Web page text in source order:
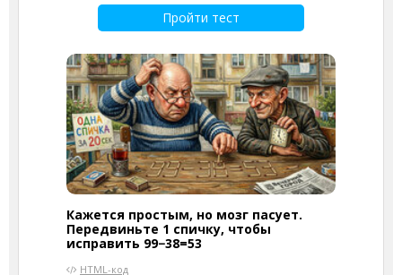
Пройти тест
Кажется простым, но мозг пасует.
Передвиньте 1 спичку, чтобы
исправить 99−38=53
HTML-код